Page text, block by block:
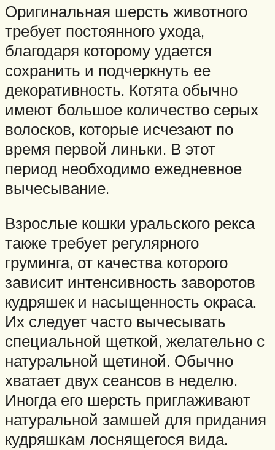
Оригинальная шерсть животного
требует постоянного ухода,
благодаря которому удается
сохранить и подчеркнуть ее
декоративность. Котята обычно
имеют большое количество серых
волосков, которые исчезают по
время первой линьки. В этот
период необходимо ежедневное
вычесывание.
Взрослые кошки уральского рекса
также требует регулярного
груминга, от качества которого
зависит интенсивность заворотов
кудряшек и насыщенность окраса.
Их следует часто вычесывать
специальной щеткой, желательно с
натуральной щетиной. Обычно
хватает двух сеансов в неделю.
Иногда его шерсть приглаживают
натуральной замшей для придания
кудряшкам лоснящегося вида.